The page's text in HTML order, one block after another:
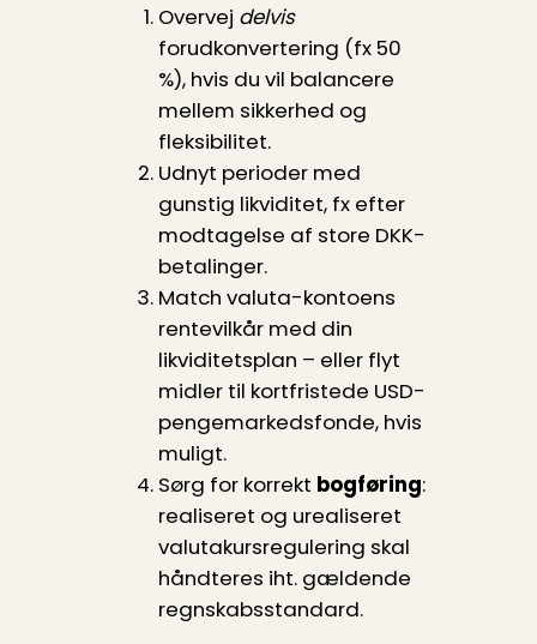
Overvej delvis
forudkonvertering (fx 50
%), hvis du vil balancere
mellem sikkerhed og
fleksibilitet.
Udnyt perioder med
gunstig likviditet, fx efter
modtagelse af store DKK-
betalinger.
Match valuta-kontoens
rentevilkår med din
likviditetsplan – eller flyt
midler til kortfristede USD-
penge­marked­s­fonde, hvis
muligt.
Sørg for korrekt bogføring:
realiseret og urealiseret
valutakursregulering skal
håndteres iht. gældende
regnskabsstandard.